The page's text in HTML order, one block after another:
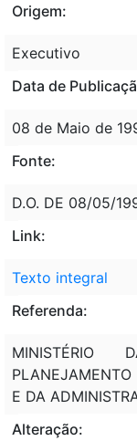
Origem:
Executivo
Data de
08 de Maio de
Fonte:
D.O. DE 08/05/
Link:
Texto integral
Referenda:
MINISTÉRIO
E DA
Alteração: